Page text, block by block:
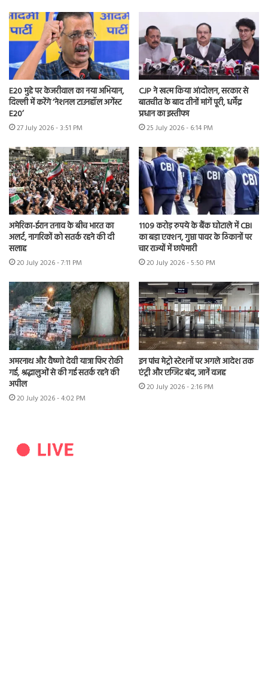
E20 मुद्दे पर केजरीवाल का नया अभियान,
दिल्ली में करेंगे ‘नेशनल टाउनहॉल अगेंस्ट
E20’
27 July 2026 - 3:51 PM
CJP ने खत्म किया आंदोलन, सरकार से
बातचीत के बाद तीनों मांगें पूरी, धर्मेंद्र
प्रधान का इस्तीफा
25 July 2026 - 6:14 PM
अमेरिका-ईरान तनाव के बीच भारत का
अलर्ट, नागरिकों को सतर्क रहने की दी
सलाह
20 July 2026 - 7:11 PM
1109 करोड़ रुपये के बैंक घोटाले में CBI
का बड़ा एक्शन, गुप्ता पावर के ठिकानों पर
चार राज्यों में छापेमारी
20 July 2026 - 5:50 PM
अमरनाथ और वैष्णो देवी यात्रा फिर रोकी
गई, श्रद्धालुओं से की गई सतर्क रहने की
अपील
20 July 2026 - 4:02 PM
इन पांच मेट्रो स्टेशनों पर अगले आदेश तक
एंट्री और एग्जिट बंद, जानें वजह
20 July 2026 - 2:16 PM